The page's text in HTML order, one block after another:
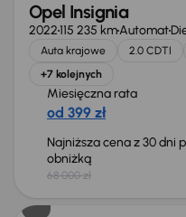
Opel Insignia
2022115 235 kmAutomat
Auta krajowe 2.0 CDTI
+7 kolejnych
Miesięczna rata
od 399 zł
Najniższa cena z 30 dni
obniżką
68 000 zł